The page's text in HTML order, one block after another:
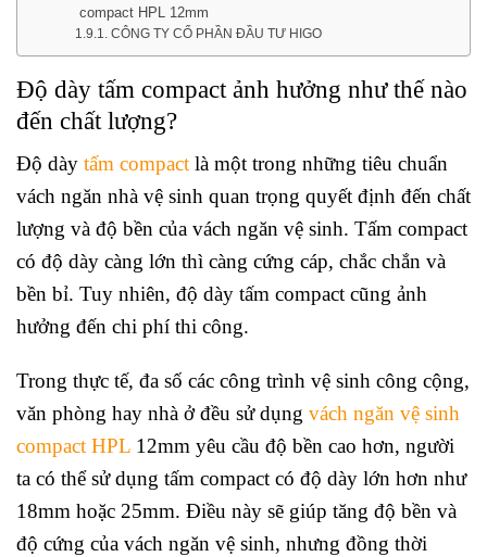
compact HPL 12mm
CÔNG TY CỔ PHẦN ĐẦU TƯ HIGO
Độ dày tấm compact ảnh hưởng như thế nào
đến chất lượng?
Độ dày tấm compact là một trong những tiêu chuẩn
vách ngăn nhà vệ sinh quan trọng quyết định đến chất
lượng và độ bền của vách ngăn vệ sinh. Tấm compact
có độ dày càng lớn thì càng cứng cáp, chắc chắn và
bền bỉ. Tuy nhiên, độ dày tấm compact cũng ảnh
hưởng đến chi phí thi công.
Trong thực tế, đa số các công trình vệ sinh công cộng,
văn phòng hay nhà ở đều sử dụng vách ngăn vệ sinh
compact HPL 12mm yêu cầu độ bền cao hơn, người
ta có thể sử dụng tấm compact có độ dày lớn hơn như
18mm hoặc 25mm. Điều này sẽ giúp tăng độ bền và
độ cứng của vách ngăn vệ sinh, nhưng đồng thời